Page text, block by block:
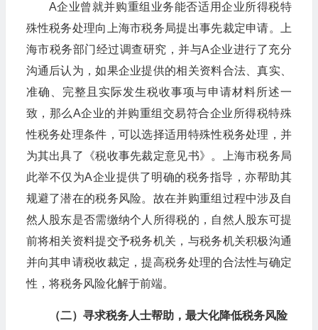
A企业曾就并购重组业务能否适用企业所得税特
殊性税务处理向上海市税务局提出事先裁定申请。上
海市税务部门经过调查研究，并与A企业进行了充分
沟通后认为，如果企业提供的相关资料合法、真实、
准确、完整且实际发生税收事项与申请材料所述一
致，那么A企业的并购重组交易符合企业所得税特殊
性税务处理条件，可以选择适用特殊性税务处理，并
为其出具了《税收事先裁定意见书》。上海市税务局
此举不仅为A企业提供了明确的税务指导，亦帮助其
规避了潜在的税务风险。故在并购重组过程中涉及自
然人股东是否需缴纳个人所得税的，自然人股东可提
前将相关资料提交予税务机关，与税务机关积极沟通
并向其申请税收裁定，提高税务处理的合法性与确定
性，将税务风险化解于前端。
（二）寻求税务人士帮助，最大化降低税务风险